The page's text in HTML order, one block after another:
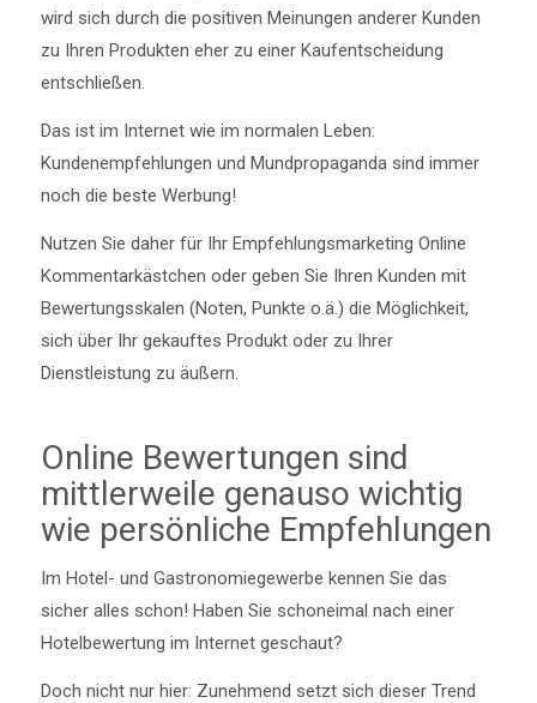
wird sich durch die positiven Meinungen anderer Kunden
zu Ihren Produkten eher zu einer Kaufentscheidung
entschließen.
Das ist im Internet wie im normalen Leben:
Kundenempfehlungen und Mundpropaganda sind immer
noch die beste Werbung!
Nutzen Sie daher für Ihr Empfehlungsmarketing Online
Kommentarkästchen oder geben Sie Ihren Kunden mit
Bewertungsskalen (Noten, Punkte o.ä.) die Möglichkeit,
sich über Ihr gekauftes Produkt oder zu Ihrer
Dienstleistung zu äußern.
Online Bewertungen sind
mittlerweile genauso wichtig
wie persönliche Empfehlungen
Im Hotel- und Gastronomiegewerbe kennen Sie das
sicher alles schon! Haben Sie schoneimal nach einer
Hotelbewertung im Internet geschaut?
Doch nicht nur hier: Zunehmend setzt sich dieser Trend